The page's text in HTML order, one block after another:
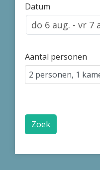
Datum
Aantal personen
Zoek